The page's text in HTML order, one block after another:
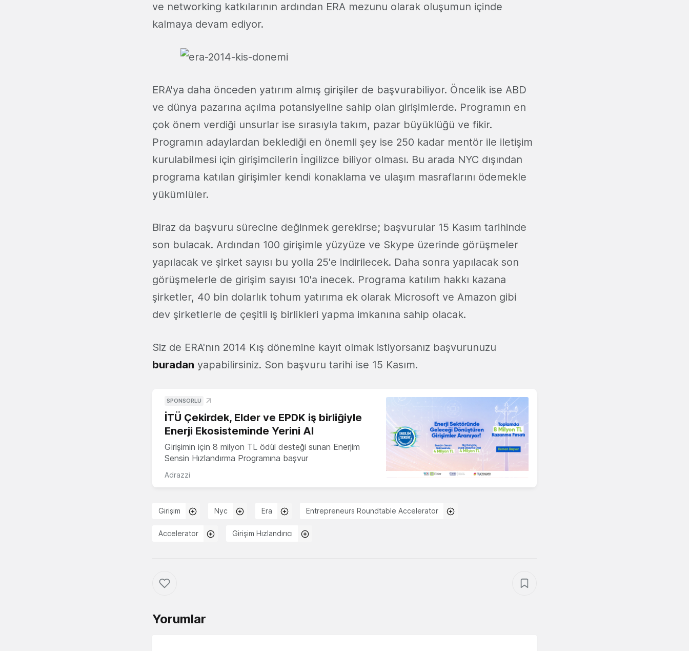
ve networking katkılarının ardından ERA mezunu olarak oluşumun içinde
kalmaya devam ediyor.
ERA'ya daha önceden yatırım almış girişiler de başvurabiliyor. Öncelik ise ABD
ve dünya pazarına açılma potansiyeline sahip olan girişimlerde. Programın en
çok önem verdiği unsurlar ise sırasıyla takım, pazar büyüklüğü ve fikir.
Programın adaylardan beklediği en önemli şey ise 250 kadar mentör ile iletişim
kurulabilmesi için girişimcilerin İngilizce biliyor olması. Bu arada NYC dışından
programa katılan girişimler kendi konaklama ve ulaşım masraflarını ödemekle
yükümlüler.
Biraz da başvuru sürecine değinmek gerekirse; başvurular 15 Kasım tarihinde
son bulacak. Ardından 100 girişimle yüzyüze ve Skype üzerinde görüşmeler
yapılacak ve şirket sayısı bu yolla 25'e indirilecek. Daha sonra yapılacak son
görüşmelerle de girişim sayısı 10'a inecek. Programa katılım hakkı kazana
şirketler, 40 bin dolarlık tohum yatırıma ek olarak Microsoft ve Amazon gibi
dev şirketlerle de çeşitli iş birlikleri yapma imkanına sahip olacak.
Siz de ERA'nın 2014 Kış dönemine kayıt olmak istiyorsanız başvurunuzu
buradan yapabilirsiniz. Son başvuru tarihi ise 15 Kasım.
SPONSORLU
İTÜ Çekirdek, Elder ve EPDK iş birliğiyle
Enerji Ekosisteminde Yerini Al
Girişimin için 8 milyon TL ödül desteği sunan Enerjim
Sensin Hızlandırma Programına başvur
Adrazzi
Girişim Nyc Era Entrepreneurs Roundtable Accelerator
Accelerator Girişim Hızlandırıcı
Yorumlar